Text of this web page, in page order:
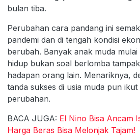
bulan tiba.
Perubahan cara pandang ini
pandemi dan di tengah kondisi
berubah. Banyak anak muda
hidup bukan soal berlomba
hadapan orang lain. Menariknya,
tanda sukses di usia muda pun ikut
perubahan.
BACA JUGA: El Nino Bisa Ancam
Harga Beras Bisa Melonjak Tajam!